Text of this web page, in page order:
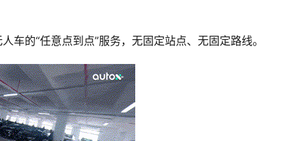
的“任意点到点”服务，无固定站点、无固定路线。